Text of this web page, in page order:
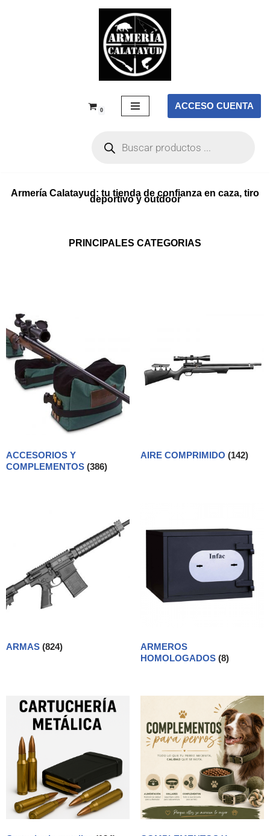
0 ACCESO CUENTA
Armería Calatayud: tu tienda de confianza en caza, tiro
deportivo y outdoor
PRINCIPALES CATEGORIAS
ACCESORIOS Y
COMPLEMENTOS (386)
AIRE COMPRIMIDO (142)
ARMAS (824)
ARMEROS
HOMOLOGADOS (8)